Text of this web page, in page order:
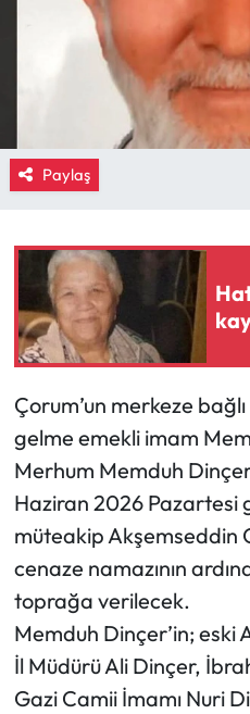
Paylaş
Çorum’un merkeze
gelme emekli imam
Merhum Memduh
Haziran 2026 Pazartesi
müteakip Akşemseddin
cenaze namazının
toprağa verilecek.
Memduh Dinçer’in; eski
İl Müdürü Ali Dinçer,
Gazi Camii İmamı Nuri
Eğitim
Ekonomi
İskilip Haberleri
Kimdir?
Kültür Sanat
Laçin Haberleri
Mecitözü Haberleri
Oğuzlar Haberleri
Ortaköy Haberleri
Osmancık Haberleri